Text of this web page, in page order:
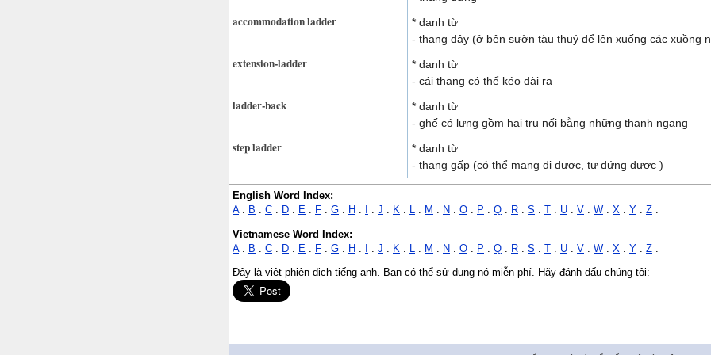
accommodation ladder
* danh từ
- thang dây (ở bên sườn tàu thuỷ để lên xuống các xuồng
extension-ladder
* danh từ
- cái thang có thể kéo dài ra
ladder-back
* danh từ
- ghế có lưng gồm hai trụ nối bằng những thanh ngang
step ladder
* danh từ
- thang gấp (có thể mang đi được, tự đứng được )
English Word Index:
A. B . C . D . E . F . G . H . . J . K . L . M . N . O . P . Q . R . S . . U . V . W . X . Y . Z .
Vietnamese Word Index:
A. B C D E F G H J K M N O P Q R S T U V W X Y Z
Đây là việt phiên dịch tiếng anh. Bạn có thể sử dụng nó miễn phí. Hãy đánh dấu chúng tôi: